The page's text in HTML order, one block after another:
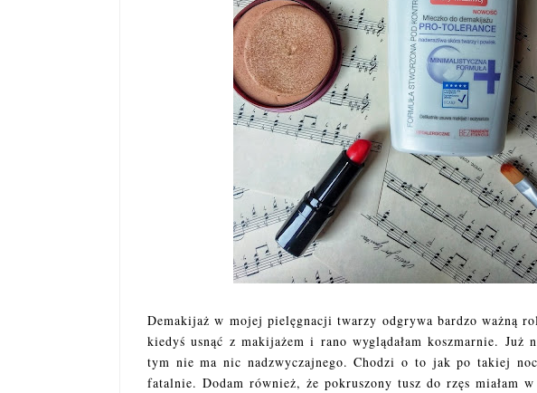
Demakijaż w mojej pielęgnacji twarzy odgrywa bardzo ważną
kiedyś usnąć z makijażem i rano wyglądałam koszmarnie.
tym nie ma nic nadzwyczajnego. Chodzi o to jak po takiej
fatalnie. Dodam również, że pokruszony tusz do rzęs miałam w